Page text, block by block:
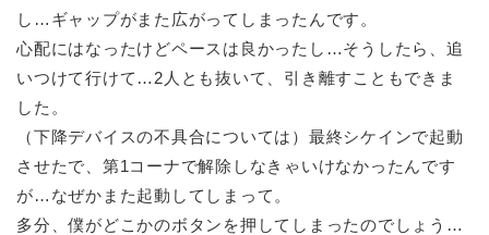
し…ギャップがまた広がってしまったんです。
心配にはなったけどペースは良かったし…そうしたら、追
いつけて行けて…2人とも抜いて、引き離すこともできま
した。
（下降デバイスの不具合については）最終シケインで起動
させたで、第1コーナで解除しなきゃいけなかったんです
が…なぜかまた起動してしまって。
多分、僕がどこかのボタンを押してしまったのでしょう…